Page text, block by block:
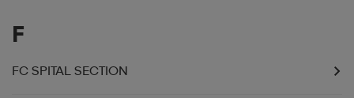
F
FC SPITAL SECTION